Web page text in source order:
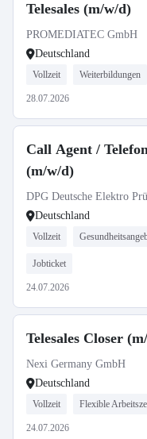
Telesales (m/w/d)
PROMEDIATEC GmbH
Deutschland
Vollzeit Weiterbildungen
28.07.2026
Call Agent /
(m/w/d)
DPG Deutsche Elektro
Deutschland
Vollzeit
Jobticket
24.07.2026
Telesales Closer
Nexi Germany GmbH
Deutschland
Vollzeit Flexible
24.07.2026